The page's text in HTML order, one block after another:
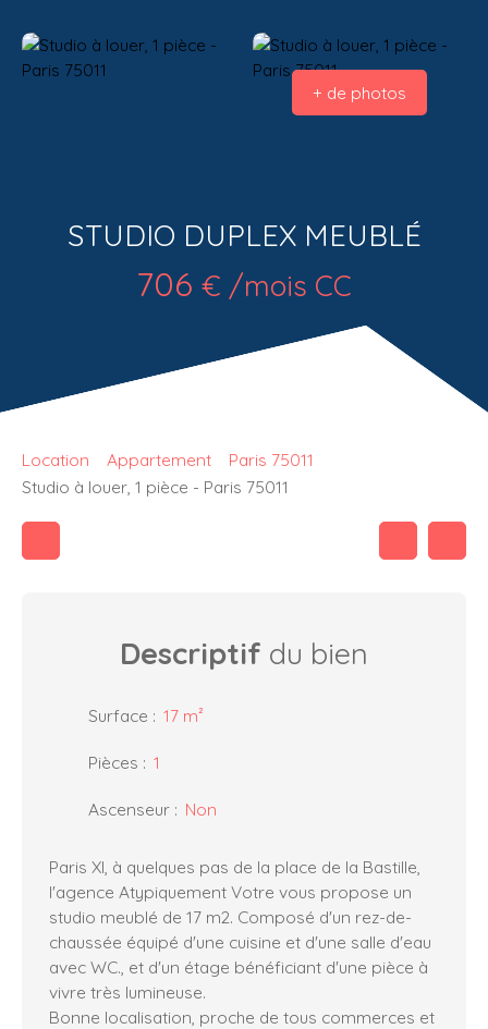
+ de photos
STUDIO DUPLEX MEUBLÉ
706 € /mois CC
Location Appartement
Paris 75011
Studio à louer, 1 pièce - Paris 75011
Descriptif du bien
Surface : 17 m²
Pièces : 1
Ascenseur : Non
Paris XI, à quelques pas de la place de la Bastille,
l'agence Atypiquement Votre vous propose un
studio meublé de 17 m2. Composé d'un rez-de-
chaussée équipé d'une cuisine et d'une salle d'eau
avec WC., et d'un étage bénéficiant d'une pièce à
vivre très lumineuse.
Bonne localisation, proche de tous commerces et